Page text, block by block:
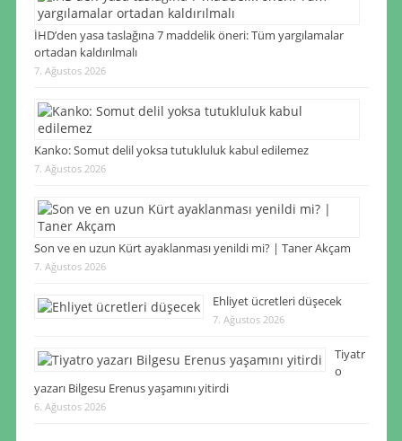
İHD’den yasa taslağına 7 maddelik öneri: Tüm yargılamalar
ortadan kaldırılmalı
7. Ağustos 2026
Kanko: Somut delil yoksa tutukluluk kabul edilemez
7. Ağustos 2026
Son ve en uzun Kürt ayaklanması yenildi mi? | Taner Akçam
7. Ağustos 2026
Ehliyet ücretleri düşecek
7. Ağustos 2026
Tiyatr
o
yazarı Bilgesu Erenus yaşamını yitirdi
6. Ağustos 2026